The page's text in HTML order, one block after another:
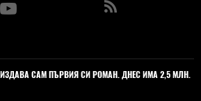
САМ ПЪРВИЯ СИ РОМАН. ДНЕС ИМА 2,5 МЛН.